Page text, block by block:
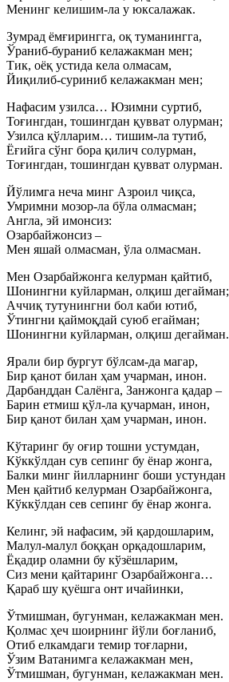
Менинг келишим-ла у юксалажак.
Зумрад ёмғирингга, оқ туманингга,
Ўраниб-бураниб келажакман мен;
Тик, оёқ устида кела олмасам,
Йиқилиб-суриниб келажакман мен;
Нафасим узилса… Юзимни суртиб,
Тоғингдан, тошингдан қувват олурман;
Узилса қўлларим… тишим-ла тутиб,
Ёғийга сўнг бора қилич солурман,
Тоғингдан, тошингдан қувват олурман.
Йўлимга неча минг Азроил чиқса,
Умримни мозор-ла бўла олмасман;
Англа, эй имонсиз:
Озарбайжонсиз –
Мен яшай олмасман, ўла олмасман.
Мен Озарбайжонга келурман қайтиб,
Шонингни куйларман, олқиш дегайман;
Аччиқ тутунингни бол каби ютиб,
Ўтингни қаймоқдай суюб егайман;
Шонингни куйларман, олқиш дегайман.
Ярали бир бургут бўлсам-да магар,
Бир қанот билан ҳам учарман, инон.
Дарбанддан Салёнга, Занжонга қадар –
Барин етмиш қўл-ла қучарман, инон,
Бир қанот билан ҳам учарман, инон.
Кўтаринг бу оғир тошни устумдан,
Кўккўлдан сув сепинг бу ёнар жонга,
Балки минг йилларнинг боши устундан
Мен қайтиб келурман Озарбайжонга,
Кўккўлдан сев сепинг бу ёнар жонга.
Келинг, эй нафасим, эй қардошларим,
Малул-малул боққан орқадошларим,
Ёқадир оламни бу кўзёшларим,
Сиз мени қайтаринг Озарбайжонга…
Қараб шу қуёшга онт ичайинки,
Ўтмишман, бугунман, келажакман мен.
Қолмас ҳеч шоирнинг йўли боғланиб,
Отиб елкамдаги темир тоғларни,
Ўзим Ватанимга келажакман мен,
Ўтмишман, бугунман, келажакман мен.